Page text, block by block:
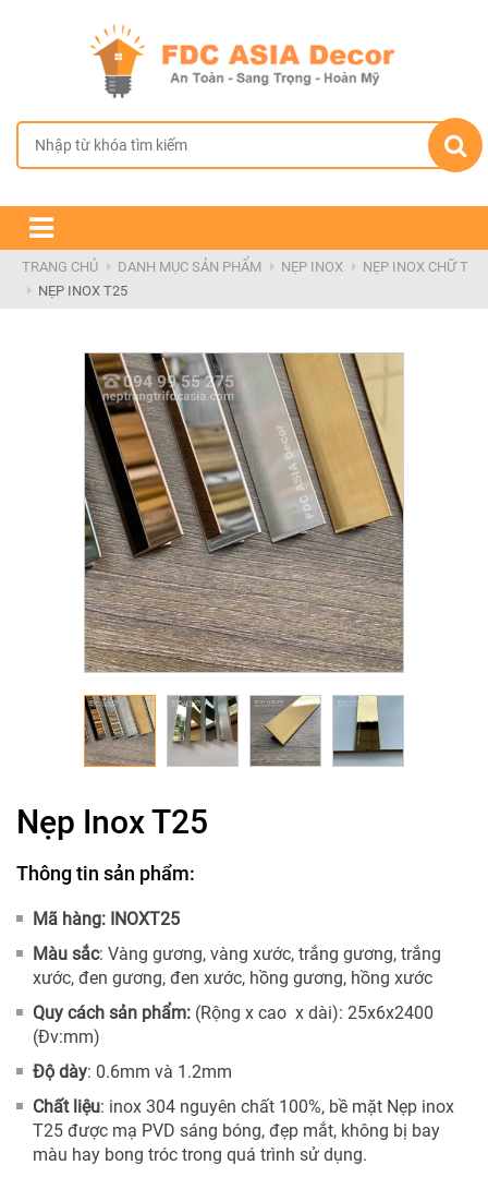
TRANG CHỦ DANH MỤC SẢN PHẨM NẸP INOX
NẸP INOX CHỮ T
NẸP INOX T25
Nẹp Inox T25
Thông tin sản phẩm:
Mã hàng: INOXT25
Màu sắc: Vàng gương, vàng xước, trắng gương, trắng
xước, đen gương, đen xước, hồng gương, hồng xước
Quy cách sản phẩm: (Rộng x cao x dài): 25x6x2400
(Đv:mm)
Độ dày: 0.6mm và 1.2mm
Chất liệu: inox 304 nguyên chất 100%, bề mặt Nẹp inox
T25 được mạ PVD sáng bóng, đẹp mắt, không bị bay
màu hay bong tróc trong quá trình sử dụng.
TRANG CHỦ
GIỚI THIỆU
CHÍNH SÁCH BÁN HÀNG
TIN TỨC & DỰ ÁN